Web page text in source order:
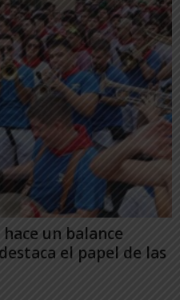
hace un balance
el papel de las